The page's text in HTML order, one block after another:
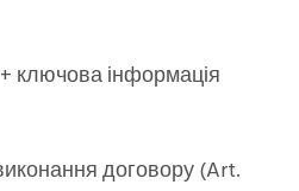
+ ключова інформація
договору (Art.